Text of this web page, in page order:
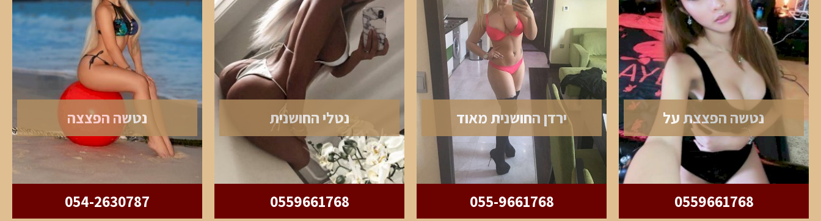
נטשה הפצצת על
0559661768
ירדן החושנית מאוד
055-9661768
נטלי החושנית
0559661768
נטשה הפצצה
054-2630787